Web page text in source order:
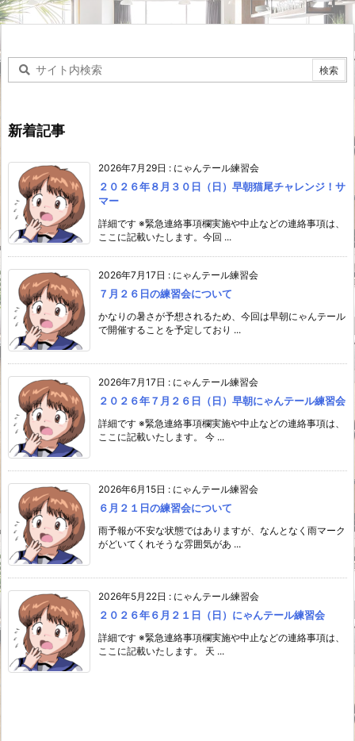
新着記事
2026年7月29日 : にゃんテール練習会
２０２６年８月３０日（日）早朝猫尾チャレンジ！サ
マー
詳細です ※緊急連絡事項欄実施や中止などの連絡事項は、
ここに記載いたします。今回 ...
2026年7月17日 : にゃんテール練習会
７月２６日の練習会について
かなりの暑さが予想されるため、今回は早朝にゃんテール
で開催することを予定しており ...
2026年7月17日 : にゃんテール練習会
２０２６年７月２６日（日）早朝にゃんテール練習会
詳細です ※緊急連絡事項欄実施や中止などの連絡事項は、
ここに記載いたします。 今 ...
2026年6月15日 : にゃんテール練習会
６月２１日の練習会について
雨予報が不安な状態ではありますが、なんとなく雨マーク
がどいてくれそうな雰囲気があ ...
2026年5月22日 : にゃんテール練習会
２０２６年６月２１日（日）にゃんテール練習会
詳細です ※緊急連絡事項欄実施や中止などの連絡事項は、
ここに記載いたします。 天 ...